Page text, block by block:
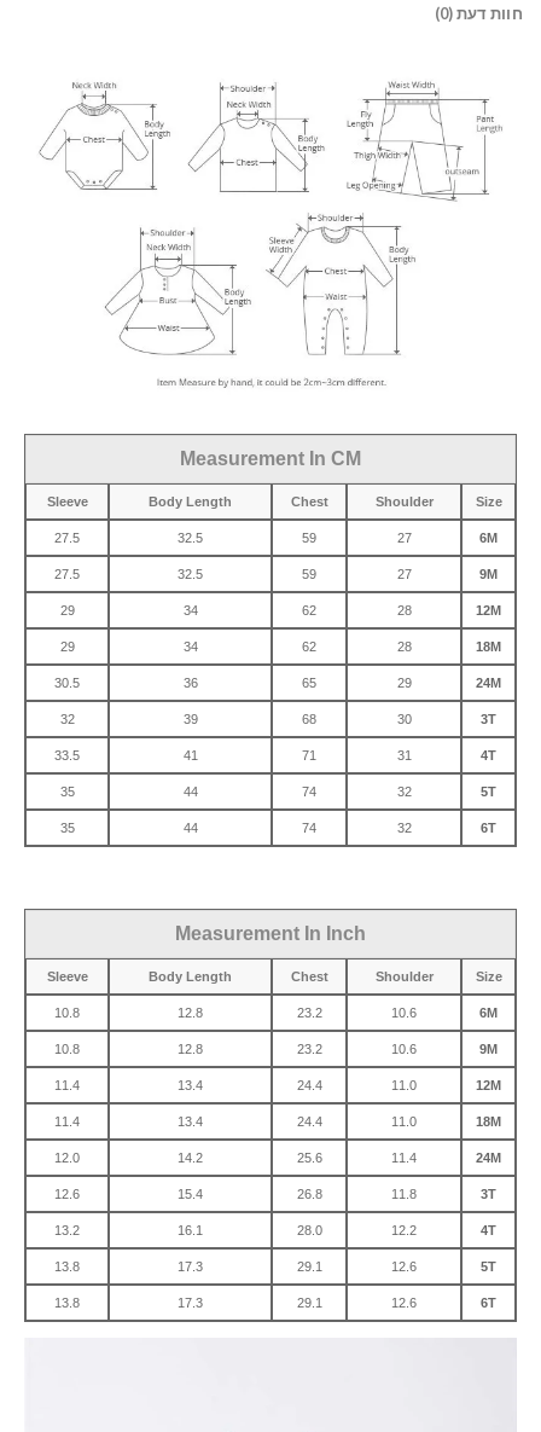
חוות דעת (0)
Measurement In CM
Size
Shoulder
Chest
Body Length
Sleeve
6M
27
59
32.5
27.5
9M
27
59
32.5
27.5
12M
28
62
34
29
18M
28
62
34
29
24M
29
65
36
30.5
3T
30
68
39
32
4T
31
71
41
33.5
5T
32
74
44
35
6T
32
74
44
35
Measurement In Inch
Size
Shoulder
Chest
Body Length
Sleeve
6M
10.6
23.2
12.8
10.8
9M
10.6
23.2
12.8
10.8
12M
11.0
24.4
13.4
11.4
18M
11.0
24.4
13.4
11.4
24M
11.4
25.6
14.2
12.0
3T
11.8
26.8
15.4
12.6
4T
12.2
28.0
16.1
13.2
5T
12.6
29.1
17.3
13.8
6T
12.6
29.1
17.3
13.8